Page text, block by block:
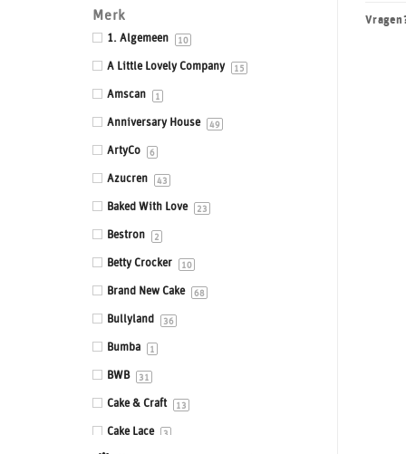
Drums & Boards
Eetbaar kant
Eetbare prints
Fondant, Icing & Marsepein
Gepersonaliseerde Taarttoppers
Gereedschappen & Materialen
Icing
Impressie en Embossing matten &
stempels
Ingrediënten
Isomalt
Kleurstoffen
Siliconen mallen
Smaakstoffen
Standaards
Stencils
Sugar Press
Merk
1. Algemeen 10
A Little Lovely Company 15
Amscan 1
Anniversary House 49
ArtyCo 6
Azucren 43
Baked With Love 23
Bestron 2
Betty Crocker 10
Brand New Cake 68
Bullyland 36
Bumba 1
BWB 31
Cake & Craft 13
Cake Lace 3